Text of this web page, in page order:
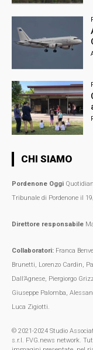
CHI SIAMO
Pordenone Oggi
Tribunale di Pordenone il
Direttore responsabile
Collaboratori: Franca
Brunetti, Lorenzo Cardin,
Dall’Agnese, Piergiorgo
Giuseppe Palomba,
Luca Zigiotti.
© 2021-2024 Studio
s.r.l. FVG.news network.